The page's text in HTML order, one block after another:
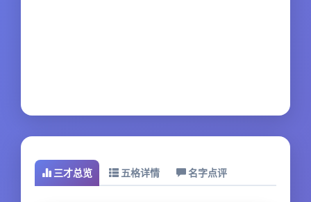
三才总览 五格详情 名字点评